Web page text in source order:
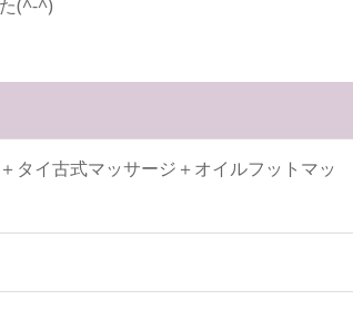
(^-^)
タイ古式マッサージ＋オイルフットマッ